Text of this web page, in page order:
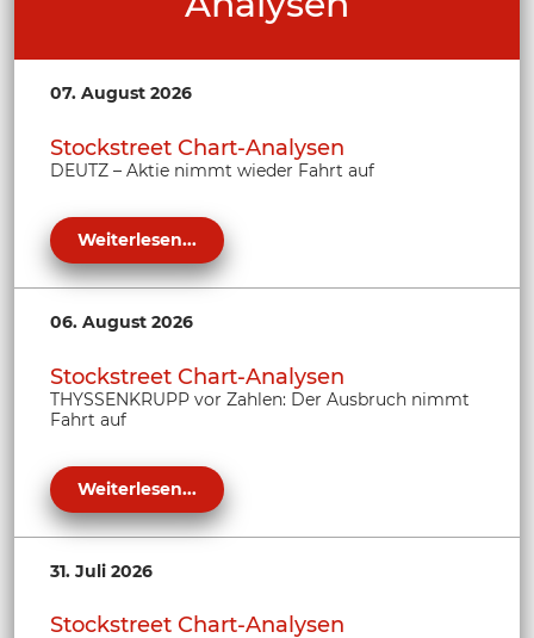
07. August 2026
Stockstreet Chart-Analysen
DEUTZ – Aktie nimmt wieder Fahrt auf
Weiterlesen...
06. August 2026
Stockstreet Chart-Analysen
THYSSENKRUPP vor Zahlen: Der Ausbruch nimmt
Fahrt auf
Weiterlesen...
31. Juli 2026
Stockstreet Chart-Analysen